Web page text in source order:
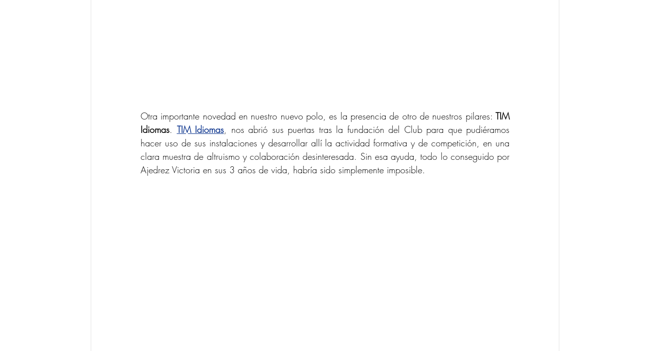
Otra importante novedad en nuestro nuevo polo, es la presencia de otro de nuestros pilares: TIM
Idiomas. TIM Idiomas, nos abrió sus puertas tras la fundación del Club para que pudiéramos
hacer uso de sus instalaciones y desarrollar allí la actividad formativa y de competición, en una
clara muestra de altruismo y colaboración desinteresada. Sin esa ayuda, todo lo conseguido por
Ajedrez Victoria en sus 3 años de vida, habría sido simplemente imposible.